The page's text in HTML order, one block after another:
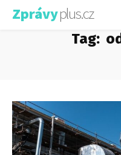
Zprávyplus.cz
Tag: